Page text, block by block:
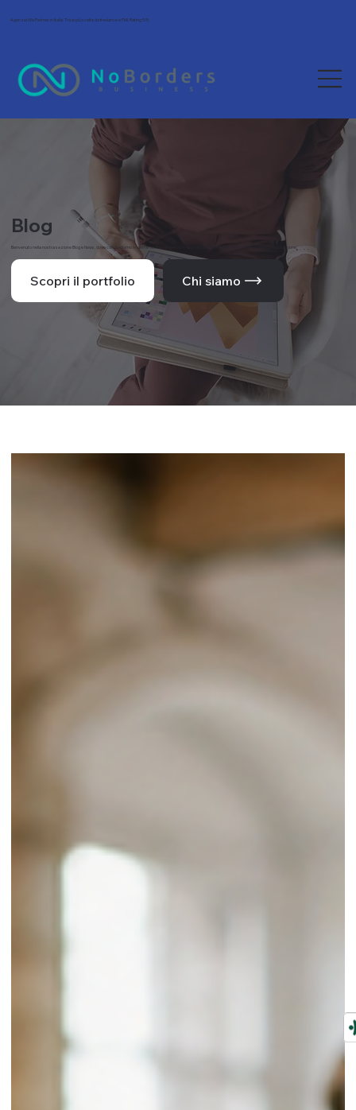
Agenzia Wix Partner in Italia. Tra le più scelte da freelance e PMI. Rating 5/5.
Blog
Benvenuto nella nostra sezione Blog e News, dove condividiamo le ultime novità, tendenze e approfondimenti dal mondo del web e della comunicazione.
Scopri il portfolio Chi siamo